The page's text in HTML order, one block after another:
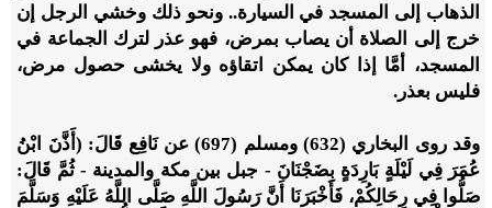
الذهاب إلى المسجد في السيارة.. ونحو ذلك وخشي الرجل إن
خرج إلى الصلاة أن يصاب بمرض، فهو عذر لترك الجماعة في
المسجد، أمَّا إذا كان يمكن اتقاؤه ولا يخشى حصول مرض،
فليس بعذر.
وقد روى البخاري (632) ومسلم (697) عن نَافِع قَالَ: (أَذَّنَ ابْنُ
عُمَرَ فِي لَيْلَةٍ بَارِدَةٍ بِضَجْنَانَ - جبل بين مكة والمدينة - ثُمَّ قَالَ:
صَلُّوا فِي رِحَالِكُمْ، فَأَخْبَرَنَا أَنَّ رَسُولَ اللَّهِ صَلَّى اللَّهُ عَلَيْهِ وَسَلَّمَ